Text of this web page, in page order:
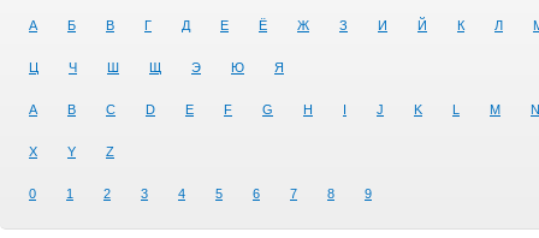
А Б В Г Д Е Ё Ж З И Й К Л
Ц Ч Ш Щ Э Ю Я
A B C D E F G H I J K L M N
X Y Z
0 1 2 3 4 5 6 7 8 9